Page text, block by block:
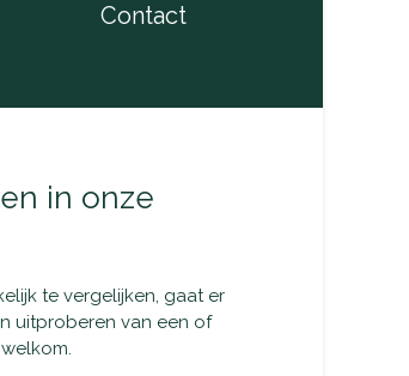
Contact
in onze
te vergelijken, gaat er
uitproberen van een of